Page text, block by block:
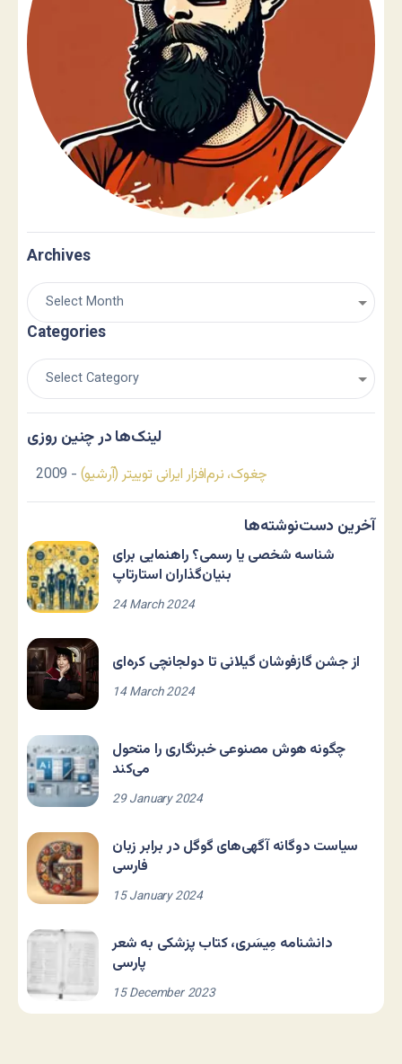
Archives
Categories
لینک‌ها در چنین روزی
چغوک، نرم‌افزار ایرانی توییتر (آرشیو) - 2009
آخرین دست‌نوشته‌ها
شناسه شخصی یا رسمی؟ راهنمایی برای
بنیان‌گذاران استارتاپ
24 March 2024
از جشن گازفوشان گیلانی تا دولجانچی کره‌ای
14 March 2024
چگونه هوش مصنوعی خبرنگاری را متحول
می‌کند
29 January 2024
سیاست دوگانه آگهی‌های گوگل در برابر زبان
فارسی
15 January 2024
دانشنامه مِیسَری، کتاب پزشکی به شعر
پارسی
15 December 2023